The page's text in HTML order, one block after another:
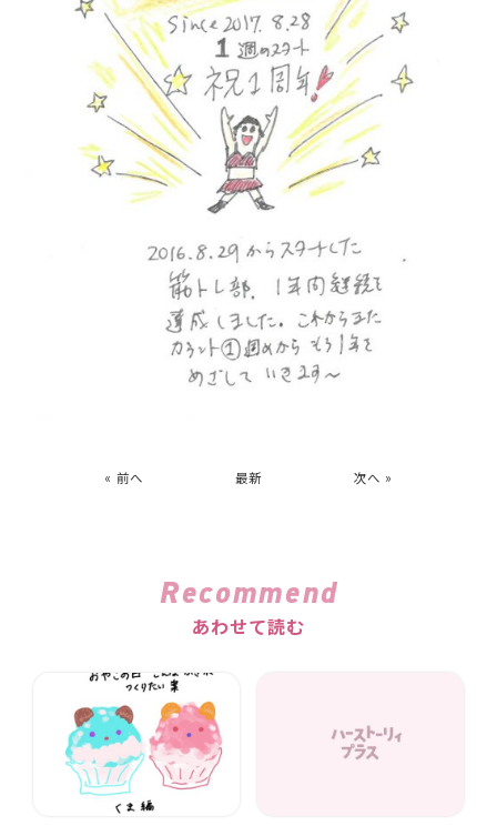
« 前へ 最新 次へ »
Recommend
あわせて読む